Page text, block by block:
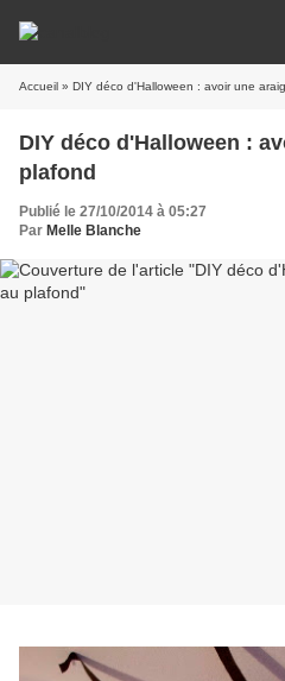
Accueil » DIY déco d'Halloween : avoir une
DIY déco d'Halloween :
plafond
Publié le 27/10/2014 à 05:27
Par Melle Blanche